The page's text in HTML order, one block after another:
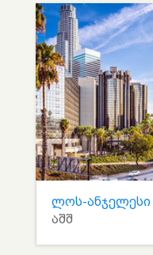
ლოს-ანჯელესი
აშშ